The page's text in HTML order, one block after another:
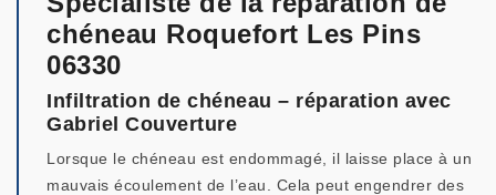
chéneau Roquefort Les Pins
06330
Infiltration de chéneau – réparation avec
Gabriel Couverture
Lorsque le chéneau est endommagé, il laisse place à un
mauvais écoulement de l’eau. Cela peut engendrer des